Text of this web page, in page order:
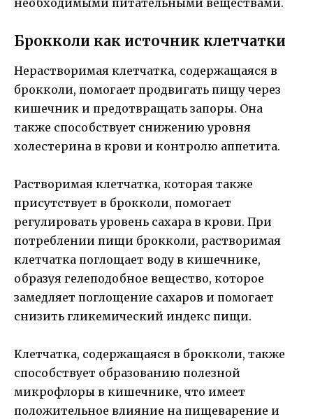
необходимыми питательными веществами.
Брокколи как источник клетчатки
Нерастворимая клетчатка, содержащаяся в
брокколи, помогает продвигать пищу через
кишечник и предотвращать запоры. Она
также способствует снижению уровня
холестерина в крови и контролю аппетита.
Растворимая клетчатка, которая также
присутствует в брокколи, помогает
регулировать уровень сахара в крови. При
потреблении пищи брокколи, растворимая
клетчатка поглощает воду в кишечнике,
образуя гелеподобное вещество, которое
замедляет поглощение сахаров и помогает
снизить гликемический индекс пищи.
Клетчатка, содержащаяся в брокколи, также
способствует образованию полезной
микрофлоры в кишечнике, что имеет
положительное влияние на пищеварение и